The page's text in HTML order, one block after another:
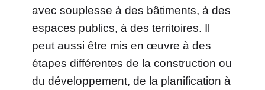
avec souplesse à des bâtiments, à des
espaces publics, à des territoires. Il
peut aussi être mis en œuvre à des
étapes différentes de la construction ou
du développement, de la planification à